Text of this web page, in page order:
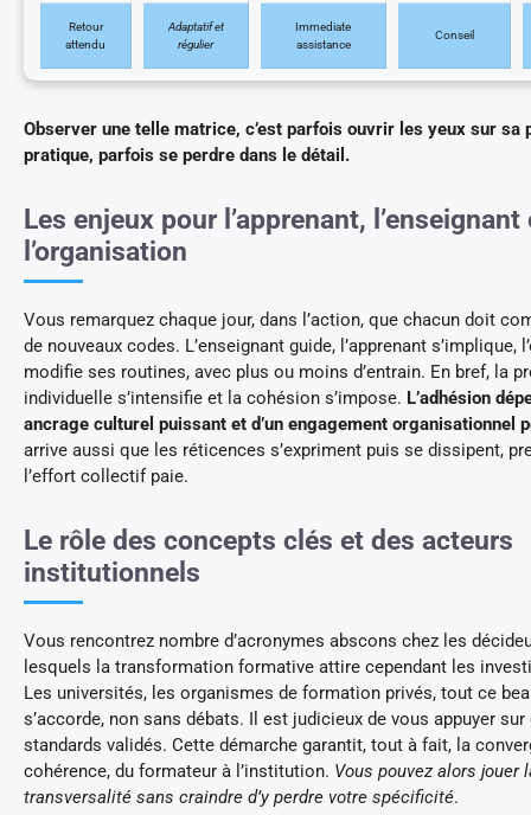
Retour
attendu
Adaptatif et
régulier
Immediate
assistance
Conseil
Observer une telle matrice, c’est parfois ouvrir les yeux sur sa
pratique, parfois se perdre dans le détail.
Les enjeux pour l’apprenant, l’enseignant
l’organisation
Vous remarquez chaque jour, dans l’action, que chacun doit
de nouveaux codes. L’enseignant guide, l’apprenant s’implique,
modifie ses routines, avec plus ou moins d’entrain. En bref, la
individuelle s’intensifie et la cohésion s’impose. L’adhésion
ancrage culturel puissant et d’un engagement organisationnel
arrive aussi que les réticences s’expriment puis se dissipent,
l’effort collectif paie.
Le rôle des concepts clés et des acteurs
institutionnels
Vous rencontrez nombre d’acronymes abscons chez les
lesquels la transformation formative attire cependant les
Les universités, les organismes de formation privés, tout ce
s’accorde, non sans débats. Il est judicieux de vous appuyer sur
standards validés. Cette démarche garantit, tout à fait, la
cohérence, du formateur à l’institution. Vous pouvez alors jouer
transversalité sans craindre d’y perdre votre spécificité.